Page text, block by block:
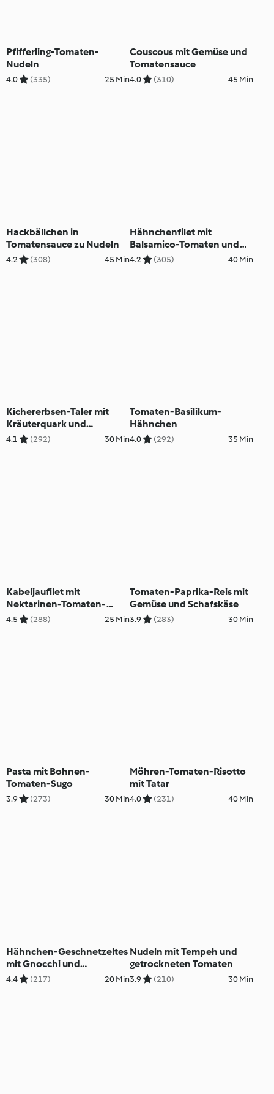
Pfifferling-Tomaten-
Nudeln
4.0 (335) 25 Min
Couscous mit Gemüse und
Tomatensauce
4.0 (310) 45 Min
Hackbällchen in
Tomatensauce zu Nudeln
4.2 (308) 45 Min
Hähnchenfilet mit
Balsamico-Tomaten und
Kartöffelchen
4.2 (305) 40 Min
Kichererbsen-Taler mit
Kräuterquark und
Tomatensalat
4.1 (292) 30 Min
Tomaten-Basilikum-
Hähnchen
4.0 (292) 35 Min
Kabeljaufilet mit
Nektarinen-Tomaten-
Ragout
4.5 (288) 25 Min
Tomaten-Paprika-Reis mit
Gemüse und Schafskäse
3.9 (283) 30 Min
Pasta mit Bohnen-
Tomaten-Sugo
3.9 (273) 30 Min
Möhren-Tomaten-Risotto
mit Tatar
4.0 (231) 40 Min
Hähnchen-Geschnetzeltes
mit Gnocchi und
Tomatensauce
4.4 (217) 20 Min
Nudeln mit Tempeh und
getrockneten Tomaten
3.9 (210) 30 Min